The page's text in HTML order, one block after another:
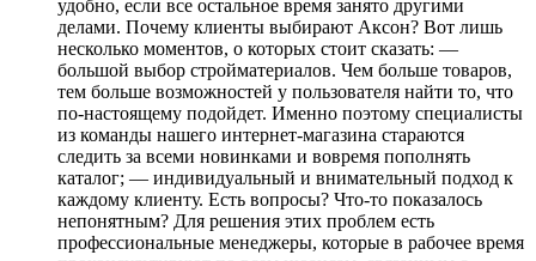
удобно, если все остальное время занято другими
делами. Почему клиенты выбирают Аксон? Вот лишь
несколько моментов, о которых стоит сказать: —
большой выбор стройматериалов. Чем больше товаров,
тем больше возможностей у пользователя найти то, что
по-настоящему подойдет. Именно поэтому специалисты
из команды нашего интернет-магазина стараются
следить за всеми новинками и вовремя пополнять
каталог; — индивидуальный и внимательный подход к
каждому клиенту. Есть вопросы? Что-то показалось
непонятным? Для решения этих проблем есть
профессиональные менеджеры, которые в рабочее время